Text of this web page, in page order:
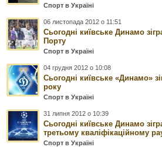
Спорт в Україні
06 листопада 2012 о 11:51
Сьогодні київське Динамо
Порту
Спорт в Україні
04 грудня 2012 о 10:08
Сьогодні київське «Динамо»
року
Спорт в Україні
31 липня 2012 о 10:39
Сьогодні київське Динамо
третьому кваліфікаційному
Спорт в Україні